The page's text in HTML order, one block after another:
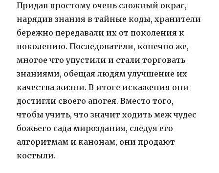
Придав простому очень сложный окрас,
нарядив знания в тайные коды, хранители
бережно передавали их от поколения к
поколению. Последователи, конечно же,
многое что упустили и стали торговать
знаниями, обещая людям улучшение их
качества жизни. В итоге искажения они
достигли своего апогея. Вместо того,
чтобы учить, что значит ходить меж чудес
божьего сада мироздания, следуя его
алгоритмам и канонам, они продают
костыли.